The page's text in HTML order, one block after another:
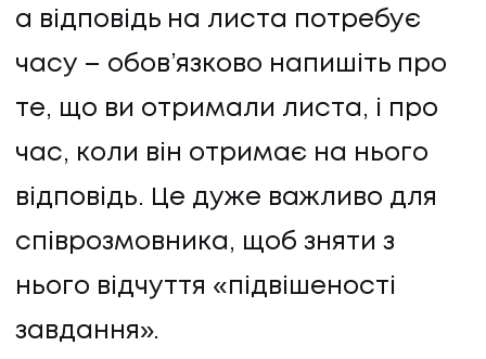
а відповідь на листа потребує
часу – обов’язково напишіть про
те, що ви отримали листа, і про
час, коли він отримає на нього
відповідь. Це дуже важливо для
співрозмовника, щоб зняти з
нього відчуття «підвішеності
завдання».